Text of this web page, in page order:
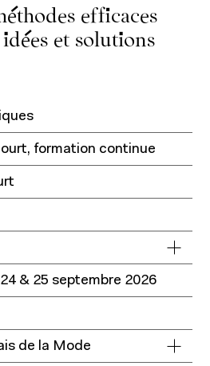
efficaces
et solutions
formation continue
24 & 25 septembre 2026
de la Mode